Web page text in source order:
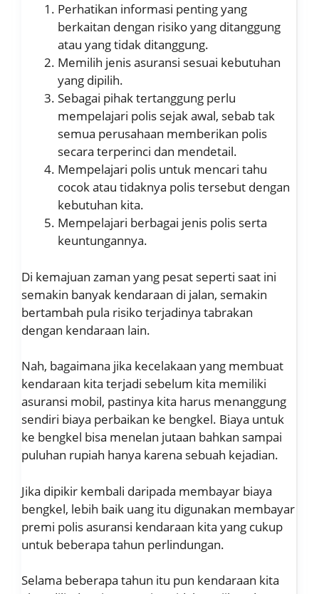
Perhatikan informasi penting yang
berkaitan dengan risiko yang ditanggung
atau yang tidak ditanggung.
Memilih jenis asuransi sesuai kebutuhan
yang dipilih.
Sebagai pihak tertanggung perlu
mempelajari polis sejak awal, sebab tak
semua perusahaan memberikan polis
secara terperinci dan mendetail.
Mempelajari polis untuk mencari tahu
cocok atau tidaknya polis tersebut dengan
kebutuhan kita.
Mempelajari berbagai jenis polis serta
keuntungannya.
Di kemajuan zaman yang pesat seperti saat ini
semakin banyak kendaraan di jalan, semakin
bertambah pula risiko terjadinya tabrakan
dengan kendaraan lain.
Nah, bagaimana jika kecelakaan yang membuat
kendaraan kita terjadi sebelum kita memiliki
asuransi mobil, pastinya kita harus menanggung
sendiri biaya perbaikan ke bengkel. Biaya untuk
ke bengkel bisa menelan jutaan bahkan sampai
puluhan rupiah hanya karena sebuah kejadian.
Jika dipikir kembali daripada membayar biaya
bengkel, lebih baik uang itu digunakan membayar
premi polis asuransi kendaraan kita yang cukup
untuk beberapa tahun perlindungan.
Selama beberapa tahun itu pun kendaraan kita